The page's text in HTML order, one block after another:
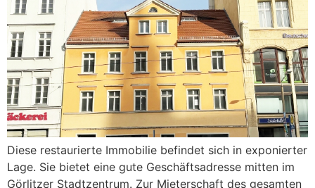
Diese restaurierte Immobilie befindet sich in exponierter
Lage. Sie bietet eine gute Geschäftsadresse mitten im
Görlitzer Stadtzentrum. Zur Mieterschaft des gesamten